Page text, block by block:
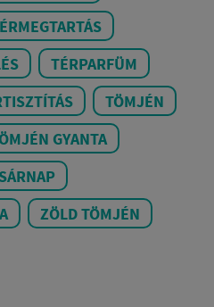
TÉRPARFÜM
TÖMJÉN
GYANTA
ZÖLD TÖMJÉN